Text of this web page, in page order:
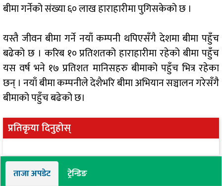
बीमा गर्नेको संख्या ६० लाख हाराहारीमा पुगिसकेको छ ।
यस्तै जीवन बीमा गर्ने नयाँ कम्पनी थपिएसँगै देशमा बीमा पहुँच
बढेको छ । करिब १० प्रतिशतको हाराहारीमा रहेको बीमा पहुँच
यस वर्ष भने १७ प्रतिशत मानिसहरु बीमाको पहुँच भित्र रहेका
छन् । नयाँ बीमा कम्पनीले देशैभरि बीमा अभियान सञ्चालन गरेसँगै
बीमाको पहुँच बढेको छ।
प्रतिकृया दिनुहोस्
ताजा अपडेट ट्रेन्डिङ